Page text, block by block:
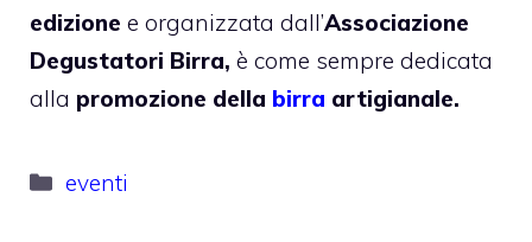
edizione e organizzata dall’Associazione
Degustatori Birra, è come sempre dedicata
alla promozione della birra artigianale.
Categorie
eventi